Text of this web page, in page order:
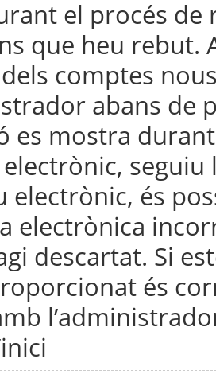
el procés de
que heu rebut.
dels comptes
abans de
es mostra
electrònic, és
electrònica
descartat. Si
és